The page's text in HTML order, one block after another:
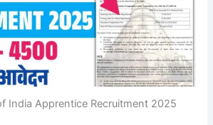
India Apprentice Recruitment 2025